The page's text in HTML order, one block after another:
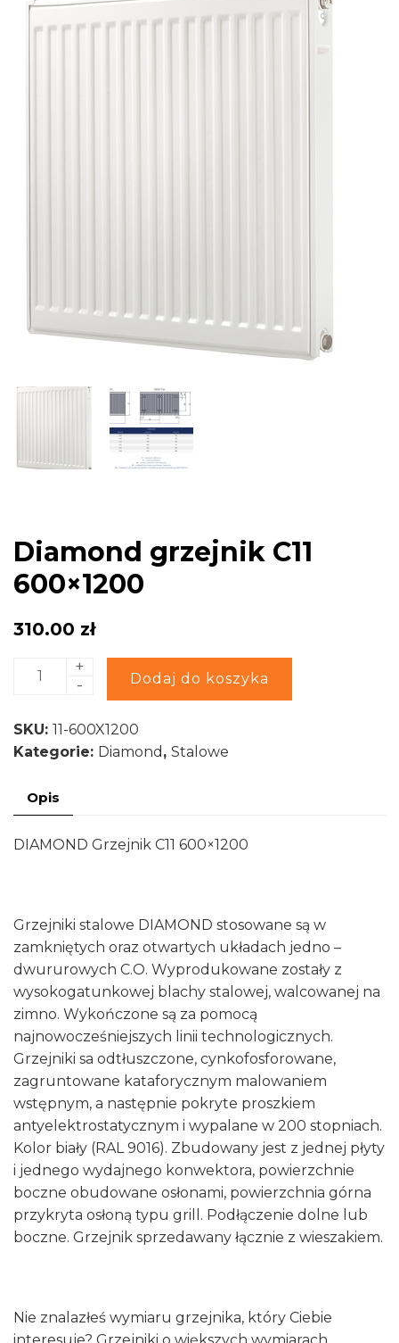
Diamond grzejnik C11
600×1200
310.00 zł
ilość
C11
600x1200
+
-
Dodaj do koszyka
Alternative:
SKU: 11-600X1200
Kategorie: Diamond , Stalowe
Opis
DIAMOND Grzejnik C11 600×1200
Grzejniki stalowe DIAMOND stosowane są w
zamkniętych oraz otwartych układach jedno –
dwururowych C.O. Wyprodukowane zostały z
wysokogatunkowej blachy stalowej, walcowanej na
zimno. Wykończone są za pomocą
najnowocześniejszych linii technologicznych.
Grzejniki sa odtłuszczone, cynkofosforowane,
zagruntowane kataforycznym malowaniem
wstępnym, a następnie pokryte proszkiem
antyelektrostatycznym i wypalane w 200 stopniach.
Kolor biały (RAL 9016). Zbudowany jest z jednej płyty
i jednego wydajnego konwektora, powierzchnie
boczne obudowane osłonami, powierzchnia górna
przykryta osłoną typu grill. Podłączenie dolne lub
boczne. Grzejnik sprzedawany łącznie z wieszakiem.
Nie znalazłeś wymiaru grzejnika, który Ciebie